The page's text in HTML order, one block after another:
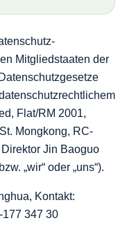
Mitgliedstaaten der
Flat/RM 2001,
Mongkong, RC-
Jin Baoguo
„wir“ oder „uns“).
Kontakt:
177 347 30